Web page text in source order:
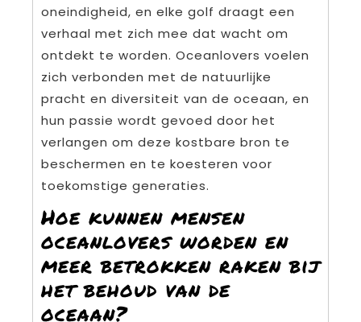
oneindigheid, en elke golf draagt een
verhaal met zich mee dat wacht om
ontdekt te worden. Oceanlovers voelen
zich verbonden met de natuurlijke
pracht en diversiteit van de oceaan, en
hun passie wordt gevoed door het
verlangen om deze kostbare bron te
beschermen en te koesteren voor
toekomstige generaties.
Hoe kunnen mensen
oceanlovers worden en
meer betrokken raken bij
het behoud van de
oceaan?